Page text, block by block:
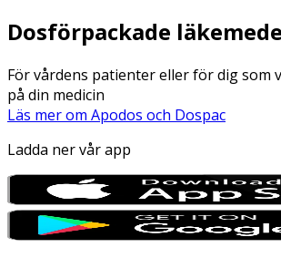
Dosförpackade
För vårdens patienter eller för dig som
på din medicin
Läs mer om Apodos och Dospac
Ladda ner vår app